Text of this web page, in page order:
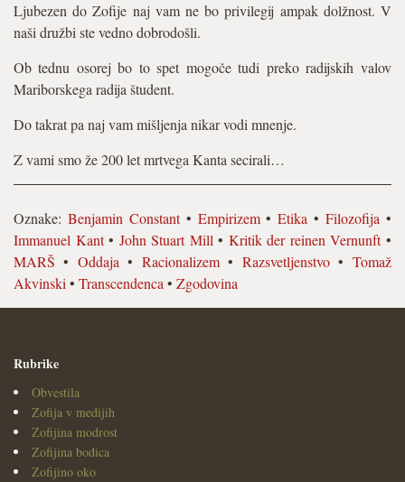
Ljubezen do Zofije naj vam ne bo privilegij ampak dolžnost. V
naši družbi ste vedno dobrodošli.
Ob tednu osorej bo to spet mogoče tudi preko radijskih valov
Mariborskega radija študent.
Do takrat pa naj vam mišljenja nikar vodi mnenje.
Z vami smo že 200 let mrtvega Kanta secirali…
Oznake: Benjamin Constant• Empirizem•Etika •Filozofija •
Immanuel Kant• John Stuart Mill • Kritik der reinen Vernunft•
MARŠ • Oddaja • Racionalizem • Razsvetljenstvo • Tomaž
Akvinski • Transcendenca • Zgodovina
Rubrike
Obvestila
Zofija v medijih
Zofijina modrost
Zofijina bodica
Zofijino oko